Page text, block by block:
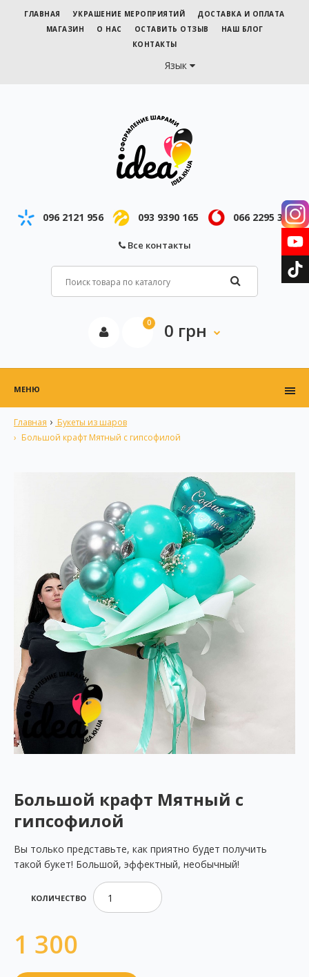
ГЛАВНАЯ УКРАШЕНИЕ МЕРОПРИЯТИЙ
ДОСТАВКА И ОПЛАТА
МАГАЗИН
О НАС ОСТАВИТЬ ОТЗЫВ
НАШ БЛОГ
КОНТАКТЫ
Язык
096 2121 956 093 9390 165 066 2295 343
Все контакты
0 0 грн
МЕНЮ
Главная
Букеты из шаров
Большой крафт Мятный с гипсофилой
Большой крафт Мятный с
гипсофилой
Вы только представьте, как приятно будет получить
такой букет! Большой, эффектный, необычный!
КОЛИЧЕСТВО
1 300